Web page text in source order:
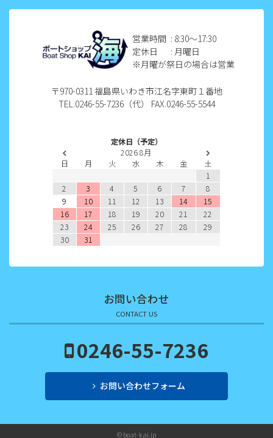
2022年11月
2022年9月
2022年7月
2022年5月
2022年4月
2022年3月
2022年2月
営業時間 : 8:30〜17:30
定休日
: 月曜日
※月曜が祭日の場合は営業
〒970-0311 福島県いわき市江名字東町１番地
TEL.0246-55-7236（代） FAX.0246-55-5544
定休日（予定）
20268月
日
月 火 水 木 金
土
1
2
3 4 5 6 7
8
9
10 11 12 13 14
15
16
17 18 19 20 21
22
23
24 25 26 27 28
29
30
31
お問い合わせ
CONTACT US
0246-55-7236
お問い合わせフォーム
© boat-kai.jp